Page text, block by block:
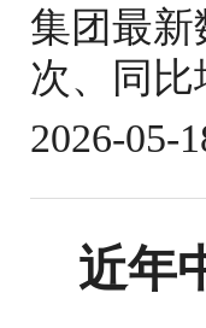
集团最新
次、同比
2026-05-
近年